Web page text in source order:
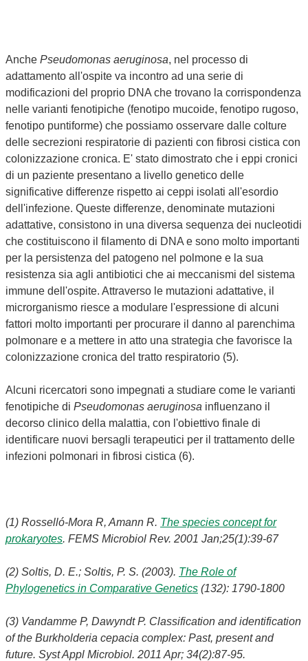
Anche Pseudomonas aeruginosa, nel processo di
adattamento all'ospite va incontro ad una serie di
modificazioni del proprio DNA che trovano la corrispondenza
nelle varianti fenotipiche (fenotipo mucoide, fenotipo rugoso,
fenotipo puntiforme) che possiamo osservare dalle colture
delle secrezioni respiratorie di pazienti con fibrosi cistica con
colonizzazione cronica. E' stato dimostrato che i eppi cronici
di un paziente presentano a livello genetico delle
significative differenze rispetto ai ceppi isolati all'esordio
dell'infezione. Queste differenze, denominate mutazioni
adattative, consistono in una diversa sequenza dei nucleotidi
che costituiscono il filamento di DNA e sono molto importanti
per la persistenza del patogeno nel polmone e la sua
resistenza sia agli antibiotici che ai meccanismi del sistema
immune dell'ospite. Attraverso le mutazioni adattative, il
microrganismo riesce a modulare l'espressione di alcuni
fattori molto importanti per procurare il danno al parenchima
polmonare e a mettere in atto una strategia che favorisce la
colonizzazione cronica del tratto respiratorio (5).
Alcuni ricercatori sono impegnati a studiare come le varianti
fenotipiche di Pseudomonas aeruginosa influenzano il
decorso clinico della malattia, con l'obiettivo finale di
identificare nuovi bersagli terapeutici per il trattamento delle
infezioni polmonari in fibrosi cistica (6).
(1) Rosselló-Mora R, Amann R. The species concept for
prokaryotes. FEMS Microbiol Rev. 2001 Jan;25(1):39-67
(2) Soltis, D. E.; Soltis, P. S. (2003). The Role of
Phylogenetics in Comparative Genetics (132): 1790-1800
(3) Vandamme P, Dawyndt P. Classification and identification
of the Burkholderia cepacia complex: Past, present and
future. Syst Appl Microbiol. 2011 Apr; 34(2):87-95.